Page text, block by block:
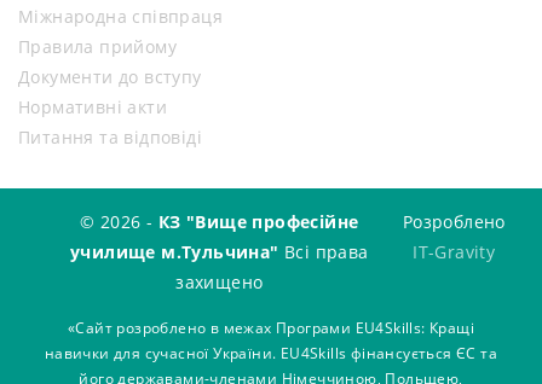
Міжнародна співпраця
Правила прийому
Документи до вступу
Нормативні акти
Питання та відповіді
© 2026 - КЗ "Вище професійне
училище м.Тульчина" Всі права
захищено
Розроблено
IT-Gravity
«Сайт розроблено в межах Програми EU4Skills: Кращі
навички для сучасної України. EU4Skills фінансується ЄС та
його державами-членами Німеччиною, Польщею,